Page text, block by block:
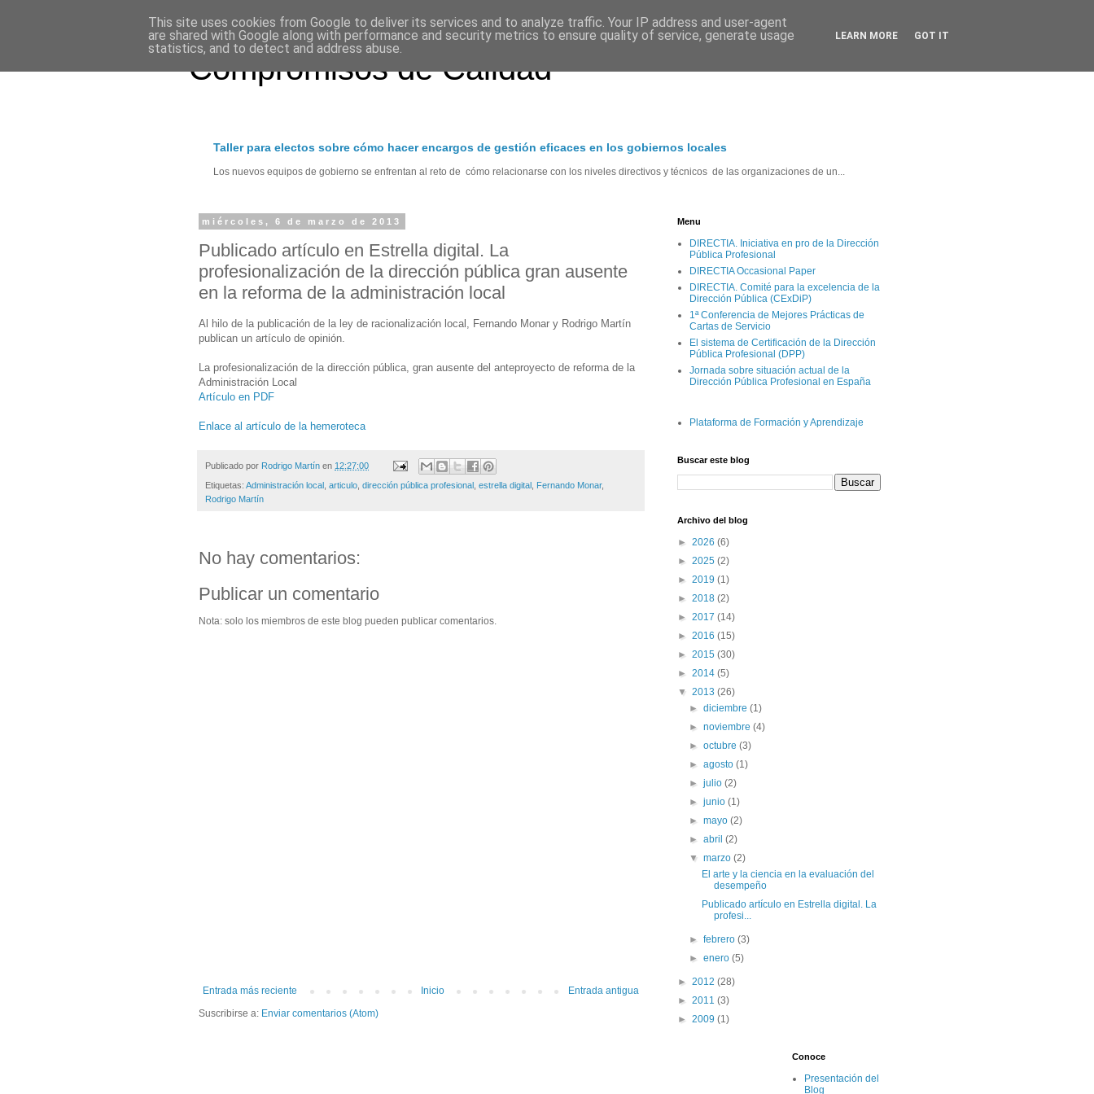
Compromisos de Calidad
Taller para electos sobre cómo hacer encargos de gestión eficaces en los gobiernos locales
Los nuevos equipos de gobierno se enfrentan al reto de cómo relacionarse con los niveles directivos y técnicos de las organizaciones de un...
miércoles, 6 de marzo de 2013
Publicado artículo en Estrella digital. La
profesionalización de la dirección pública gran ausente
en la reforma de la administración local
Al hilo de la publicación de la ley de racionalización local, Fernando Monar y Rodrigo Martín
publican un artículo de opinión.
La profesionalización de la dirección pública, gran ausente del anteproyecto de reforma de la
Administración Local
Artículo en PDF
Enlace al artículo de la hemeroteca
Publicado por Rodrigo Martín en 12:27:00
Etiquetas: Administración local articulo dirección pública profesional estrella digital Fernando Monar,
Rodrigo Martín
No hay comentarios:
Publicar un comentario
Nota: solo los miembros de este blog pueden publicar comentarios.
Entrada más reciente Entrada antigua
Inicio
Suscribirse a: Enviar comentarios (Atom)
Menu
DIRECTIA. Iniciativa en pro de la Dirección
Pública Profesional
DIRECTIA Occasional Paper
DIRECTIA. Comité para la excelencia de la
Dirección Pública (CExDiP)
1ª Conferencia de Mejores Prácticas de
Cartas de Servicio
El sistema de Certificación de la Dirección
Pública Profesional (DPP)
Jornada sobre situación actual de la
Dirección Pública Profesional en España
Plataforma de Formación y Aprendizaje
Buscar este blog
Archivo del blog
► 2026 (6)
► 2025 (2)
► 2019 (1)
► 2018 (2)
► 2017 (14)
► 2016 (15)
► 2015 (30)
► 2014 (5)
▼ 2013 (26)
►diciembre(1)
►noviembre(4)
►octubre(3)
►agosto(1)
►julio(2)
►junio(1)
►mayo(2)
►abril(2)
▼marzo(2)
El arte y la ciencia en la evaluación del
desempeño
Publicado artículo en Estrella digital. La
profesi...
►febrero(3)
►enero(5)
► 2012 (28)
► 2011 (3)
► 2009 (1)
Conoce
Presentación del
Blog
This site uses cookies from Google to deliver its services and to analyze traffic. Your IP address and user-agent
are shared with Google along with performance and security metrics to ensure quality of service, generate usage
statistics, and to detect and address abuse.
LEARN MORE GOT IT